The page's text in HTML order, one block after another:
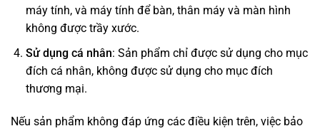
máy tính, và máy tính để bàn, thân máy và màn hình
không được trầy xước.
Sử dụng cá nhân: Sản phẩm chỉ được sử dụng cho mục
đích cá nhân, không được sử dụng cho mục đích
thương mại.
Nếu sản phẩm không đáp ứng các điều kiện trên, việc bảo